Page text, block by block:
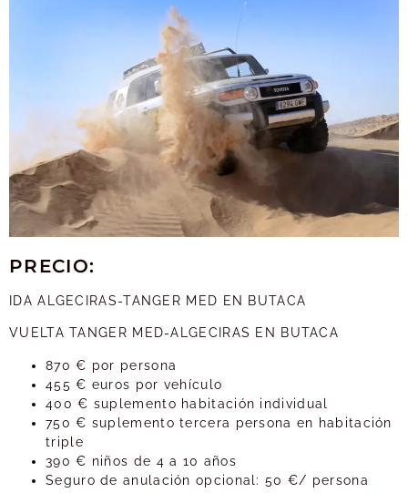
PRECIO:
IDA ALGECIRAS-TANGER MED EN BUTACA
VUELTA TANGER MED-ALGECIRAS EN BUTACA
870 € por persona
455 € euros por vehículo
400 € suplemento habitación individual
750 € suplemento tercera persona en habitación
triple
390 € niños de 4 a 10 años
Seguro de anulación opcional: 50 €/ persona